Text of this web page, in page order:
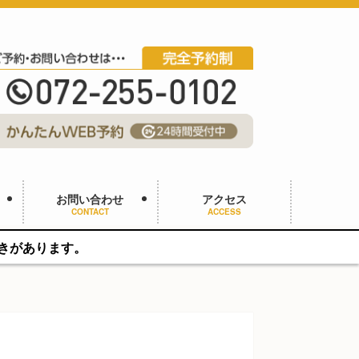
お問い合わせ
CONTACT
アクセス
ACCESS